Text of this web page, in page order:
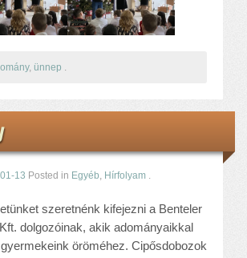
, ünnep .
13 Posted in Egyéb, Hírfolyam .
szeretnénk kifejezni a Benteler
dolgozóinak, akik adományaikkal
öröméhez. Cipősdobozok